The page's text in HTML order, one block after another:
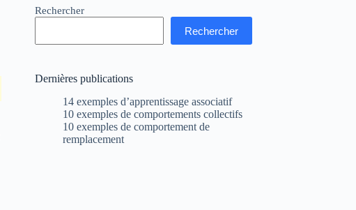
Rechercher
Rechercher
Dernières publications
14 exemples d’apprentissage associatif
10 exemples de comportements collectifs
10 exemples de comportement de
remplacement